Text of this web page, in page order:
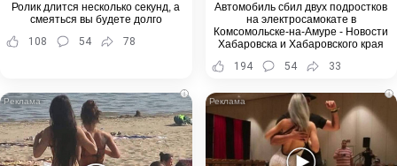
Ролик длится несколько секунд, а
смеяться вы будете долго
108
54 78
Автомобиль сбил двух подростков
на электросамокате в
Комсомольске-на-Амуре - Новости
Хабаровска и Хабаровского края
194
54 33
i i